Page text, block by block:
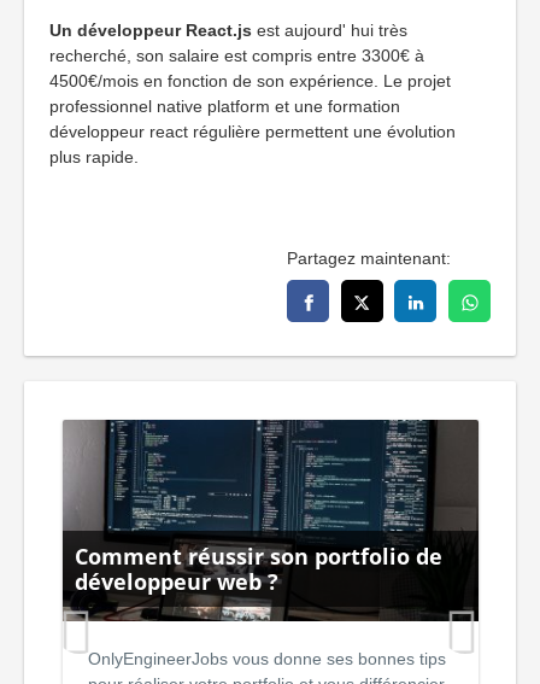
Un développeur React.js est aujourd' hui très
recherché, son salaire est compris entre 3300€ à
4500€/mois en fonction de son expérience. Le projet
professionnel native platform et une formation
développeur react régulière permettent une évolution
plus rapide.
Partagez maintenant:
Comment réussir son portfolio de
développeur web ?
OnlyEngineerJobs vous donne ses bonnes tips